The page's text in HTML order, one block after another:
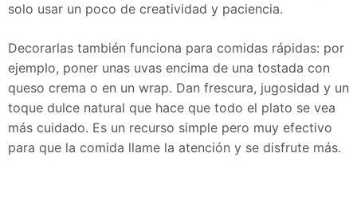
solo usar un poco de creatividad y paciencia.
Decorarlas también funciona para comidas rápidas: por
ejemplo, poner unas uvas encima de una tostada con
queso crema o en un wrap. Dan frescura, jugosidad y un
toque dulce natural que hace que todo el plato se vea
más cuidado. Es un recurso simple pero muy efectivo
para que la comida llame la atención y se disfrute más.